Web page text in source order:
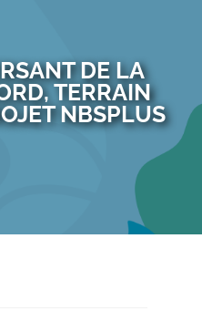
DE LA
TERRAIN
NBSPLUS